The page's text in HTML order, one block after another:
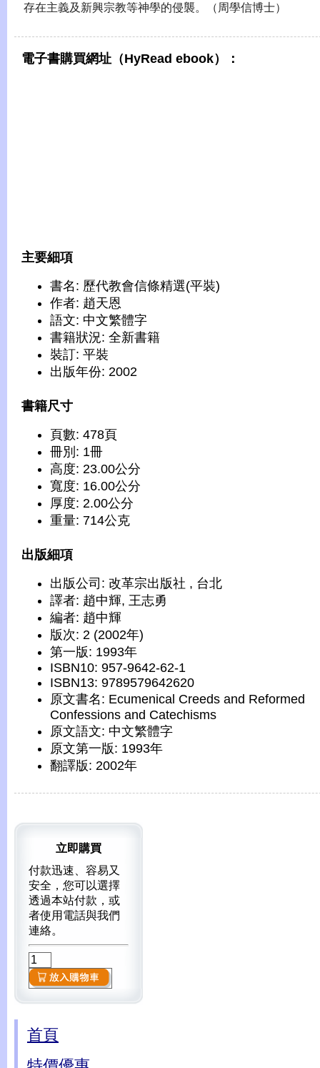
存在主義及新興宗教等神學的侵襲。（周學信博士）
電子書購買網址（HyRead ebook）：
主要細項
書名: 歷代教會信條精選(平裝)
作者: 趙天恩
語文: 中文繁體字
書籍狀況: 全新書籍
裝訂: 平裝
出版年份: 2002
書籍尺寸
頁數: 478頁
冊別: 1冊
高度: 23.00公分
寬度: 16.00公分
厚度: 2.00公分
重量: 714公克
出版細項
出版公司: 改革宗出版社 , 台北
譯者: 趙中輝, 王志勇
編者: 趙中輝
版次: 2 (2002年)
第一版: 1993年
ISBN10: 957-9642-62-1
ISBN13: 9789579642620
原文書名: Ecumenical Creeds and Reformed
Confessions and Catechisms
原文語文: 中文繁體字
原文第一版: 1993年
翻譯版: 2002年
立即購買
付款迅速、容易又
安全，您可以選擇
透過本站付款，或
者使用電話與我們
連絡。
首頁